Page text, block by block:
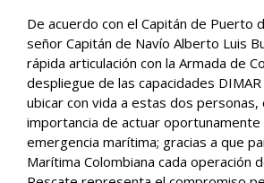
De acuerdo con el Capitán de Puerto
señor Capitán de Navío Alberto Luis
rápida articulación con la Armada de
despliegue de las capacidades
ubicar con vida a estas dos
importancia de actuar oportunamente
emergencia marítima; gracias a que
Marítima Colombiana cada operación